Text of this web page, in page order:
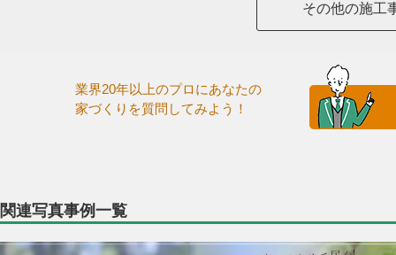
その他の施工
業界20年以上のプロにあなたの
家づくりを質問してみよう！
関連写真事例一覧